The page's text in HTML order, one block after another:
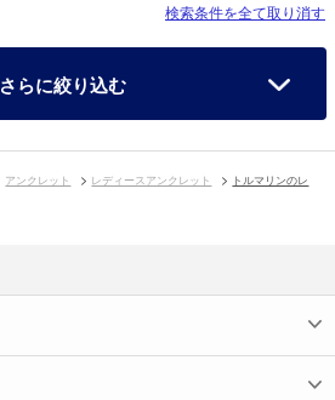
検索条件を全て取り消す
さらに絞り込む
アンクレット レディースアンクレット
トルマリンのレ